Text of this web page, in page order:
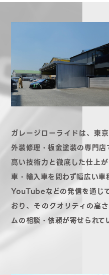
ガレージローライドは、東
外装修理・板金塗装の専門店
高い技術力と徹底した仕上
車・輸入車を問わず幅広い車
YouTubeなどの発信を通じ
おり、そのクオリティの高
ムの相談・依頼が寄せられて